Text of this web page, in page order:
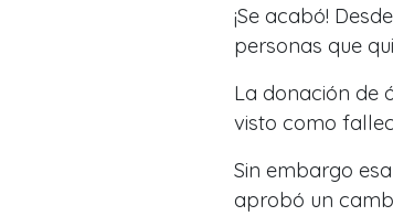
¡Se acabó!
personas que
La donación de
visto como
Sin embargo
aprobó un